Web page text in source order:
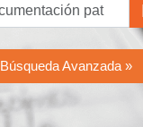
Búsqueda Avanzada »